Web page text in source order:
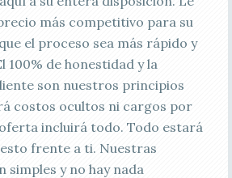
más competitivo para su
el proceso sea más rápido y
100% de honestidad y la
son nuestros principios
costos ocultos ni cargos por
incluirá todo. Todo estará
frente a ti. Nuestras
simples y no hay nada